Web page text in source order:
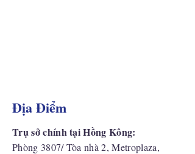
Địa Điểm
Trụ sở chính tại Hồng Kông:
Phòng 3807/ Tòa nhà 2, Metroplaza,